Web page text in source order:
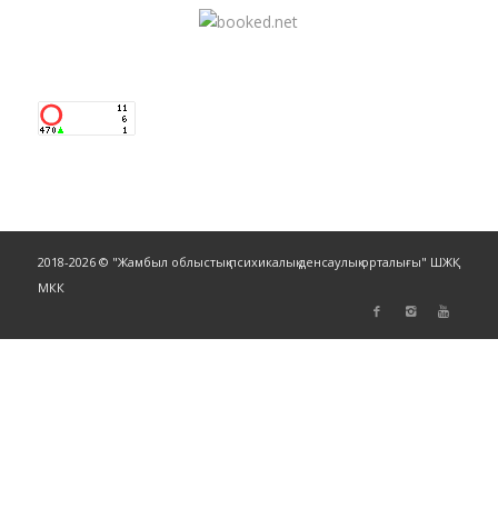
2018-2026 © "Жамбыл облыстық психикалық денсаулық орталығы" ШЖҚ
МКК